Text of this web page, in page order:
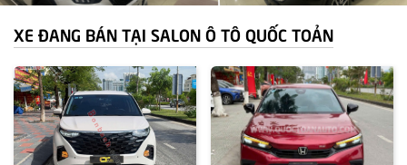
XE ĐANG BÁN TẠI SALON Ô TÔ QUỐC TOẢN